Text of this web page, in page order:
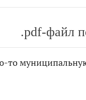
.pdf-файл
то